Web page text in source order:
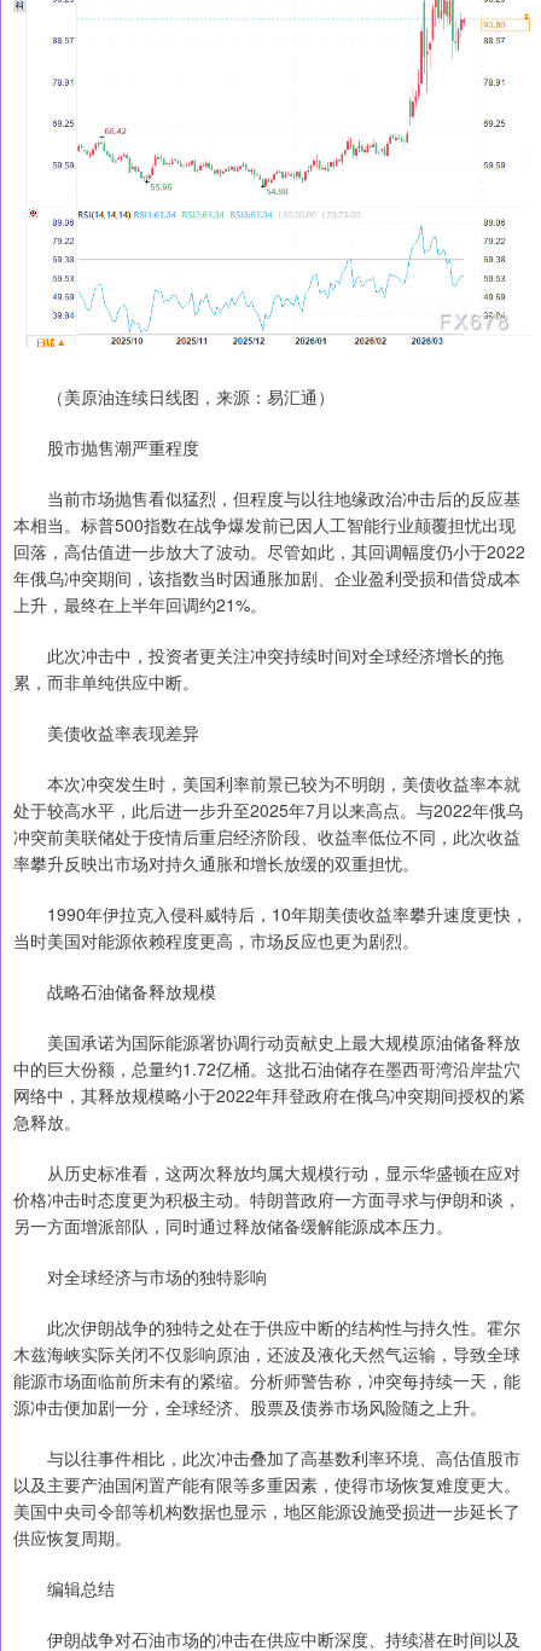
（美原油连续日线图，来源：易汇通）
股市抛售潮严重程度
当前市场抛售看似猛烈，但程度与以往地缘政治冲击后的反应基
本相当。标普500指数在战争爆发前已因人工智能行业颠覆担忧出现
回落，高估值进一步放大了波动。尽管如此，其回调幅度仍小于2022
年俄乌冲突期间，该指数当时因通胀加剧、企业盈利受损和借贷成本
上升，最终在上半年回调约21%。
此次冲击中，投资者更关注冲突持续时间对全球经济增长的拖
累，而非单纯供应中断。
美债收益率表现差异
本次冲突发生时，美国利率前景已较为不明朗，美债收益率本就
处于较高水平，此后进一步升至2025年7月以来高点。与2022年俄乌
冲突前美联储处于疫情后重启经济阶段、收益率低位不同，此次收益
率攀升反映出市场对持久通胀和增长放缓的双重担忧。
1990年伊拉克入侵科威特后，10年期美债收益率攀升速度更快，
当时美国对能源依赖程度更高，市场反应也更为剧烈。
战略石油储备释放规模
美国承诺为国际能源署协调行动贡献史上最大规模原油储备释放
中的巨大份额，总量约1.72亿桶。这批石油储存在墨西哥湾沿岸盐穴
网络中，其释放规模略小于2022年拜登政府在俄乌冲突期间授权的紧
急释放。
从历史标准看，这两次释放均属大规模行动，显示华盛顿在应对
价格冲击时态度更为积极主动。特朗普政府一方面寻求与伊朗和谈，
另一方面增派部队，同时通过释放储备缓解能源成本压力。
对全球经济与市场的独特影响
此次伊朗战争的独特之处在于供应中断的结构性与持久性。霍尔
木兹海峡实际关闭不仅影响原油，还波及液化天然气运输，导致全球
能源市场面临前所未有的紧缩。分析师警告称，冲突每持续一天，能
源冲击便加剧一分，全球经济、股票及债券市场风险随之上升。
与以往事件相比，此次冲击叠加了高基数利率环境、高估值股市
以及主要产油国闲置产能有限等多重因素，使得市场恢复难度更大。
美国中央司令部等机构数据也显示，地区能源设施受损进一步延长了
供应恢复周期。
编辑总结
伊朗战争对石油市场的冲击在供应中断深度、持续潜在时间以及